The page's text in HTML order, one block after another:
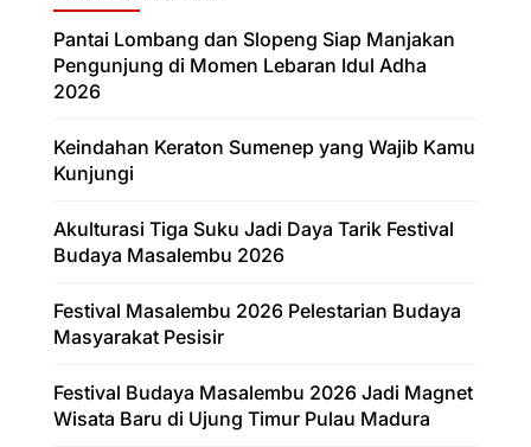
Pantai Lombang dan Slopeng Siap Manjakan
Pengunjung di Momen Lebaran Idul Adha
2026
Keindahan Keraton Sumenep yang Wajib Kamu
Kunjungi
Akulturasi Tiga Suku Jadi Daya Tarik Festival
Budaya Masalembu 2026
Festival Masalembu 2026 Pelestarian Budaya
Masyarakat Pesisir
Festival Budaya Masalembu 2026 Jadi Magnet
Wisata Baru di Ujung Timur Pulau Madura